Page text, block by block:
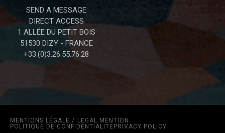
SEND A MESSAGE
DIRECT ACCESS
1 ALLÉE DU PETIT BOIS
51530 DIZY - FRANCE
+33.(0)3.26.55.76.28
MENTIONS LÉGALE / LEGAL MENTION
POLITIQUE DE CONFIDENTIALITÉ PRIVACY POLICY